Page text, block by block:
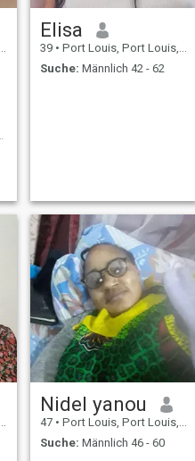
Elisa
39 • Port Louis, Port Louis, Mauritius
Suche: Männlich 42 - 62
Nidel yanou
47 • Port Louis, Port Louis, Mauritius
Suche: Männlich 46 - 60